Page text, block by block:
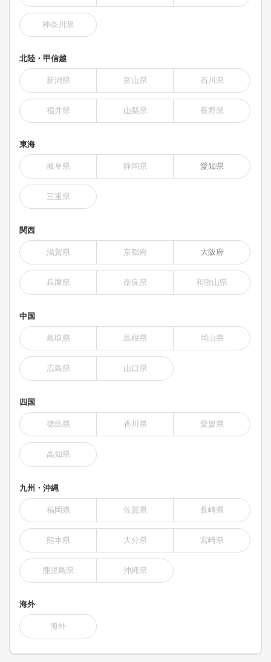
神奈川県
北陸・甲信越
新潟県 富山県 石川県
福井県 山梨県 長野県
東海
岐阜県 静岡県 愛知県
三重県
関西
滋賀県 京都府 大阪府
兵庫県 奈良県 和歌山県
中国
鳥取県 島根県 岡山県
広島県 山口県
四国
徳島県 香川県 愛媛県
高知県
九州・沖縄
福岡県 佐賀県 長崎県
熊本県 大分県 宮崎県
鹿児島県 沖縄県
海外
海外